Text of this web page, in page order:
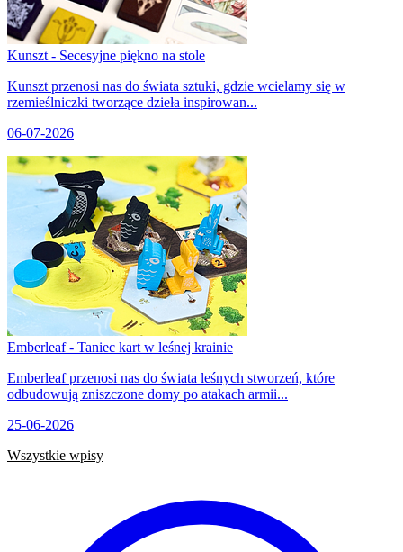
Kunszt - Secesyjne piękno na stole
Kunszt przenosi nas do świata sztuki, gdzie wcielamy się w
rzemieślniczki tworzące dzieła inspirowan...
06-07-2026
Emberleaf - Taniec kart w leśnej krainie
Emberleaf przenosi nas do świata leśnych stworzeń, które
odbudowują zniszczone domy po atakach armii...
25-06-2026
Wszystkie wpisy